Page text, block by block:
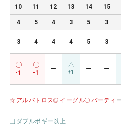
10 11 12 13 14 15
4 5 4 3 5 3
3 4 4 4 5 3
-1 -1
ー +1 ー ー
アルバトロス イーグル バーティ
ダブルボギー以上